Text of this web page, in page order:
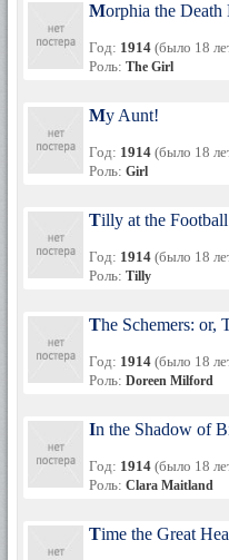
Morphia the
Год: 1914 (было 18
Роль: The Girl
My Aunt!
Год: 1914 (было 18
Роль: Girl
Tilly at the
Год: 1914 (было 18
Роль: Tilly
The Schemers:
Год: 1914 (было 18
Роль: Doreen Milford
In the Shadow of
Год: 1914 (было 18
Роль: Clara Maitland
Time the Great